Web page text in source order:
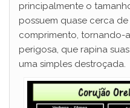
principalmente o
possuem quase cerca
comprimento, tornando-
perigosa, que rapina
uma simples destroçada.